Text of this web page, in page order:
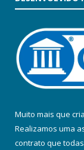
Muito mais que
Realizamos uma
contrato que